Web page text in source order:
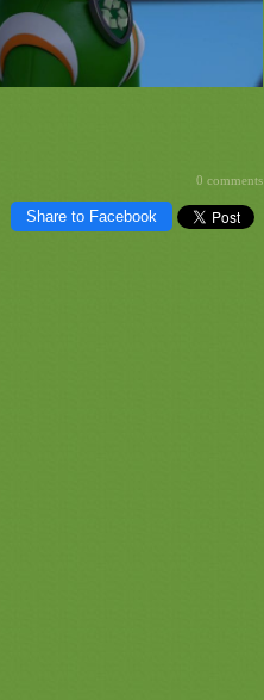
0 comments
Share to Facebook